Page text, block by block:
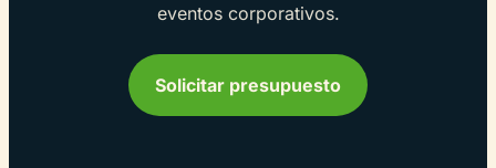
eventos corporativos.
Solicitar presupuesto